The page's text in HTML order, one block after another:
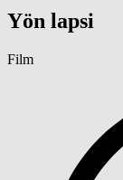
Yön lapsi
Film